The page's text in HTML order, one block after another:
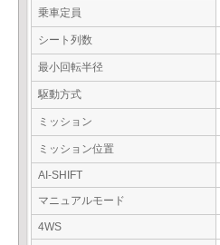
乗車定員
シート列数
最小回転半径
駆動方式
ミッション
ミッション位置
AI-SHIFT
マニュアルモード
4WS